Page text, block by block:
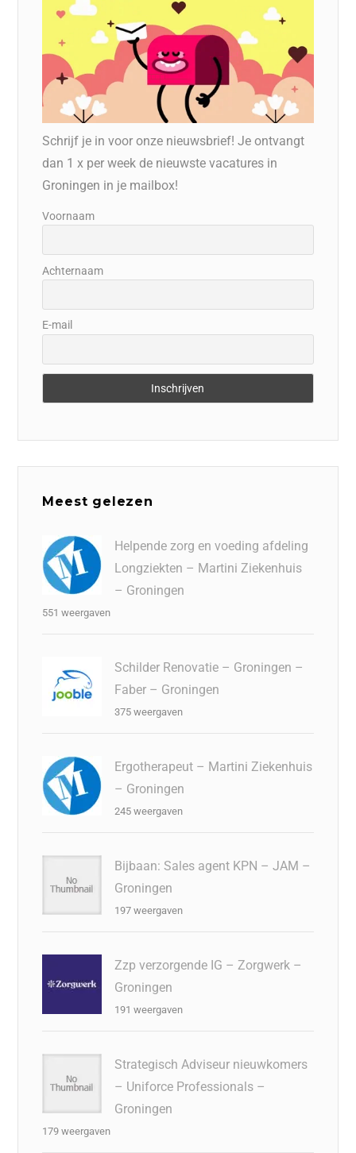
Schrijf je in voor onze nieuwsbrief! Je ontvangt
dan 1 x per week de nieuwste vacatures in
Groningen in je mailbox!
Voornaam
Achternaam
E-mail
Meest gelezen
Helpende zorg en voeding afdeling
Longziekten – Martini Ziekenhuis
– Groningen
551 weergaven
Schilder Renovatie – Groningen –
Faber – Groningen
375 weergaven
Ergotherapeut – Martini Ziekenhuis
– Groningen
245 weergaven
Bijbaan: Sales agent KPN – JAM –
Groningen
197 weergaven
Zzp verzorgende IG – Zorgwerk –
Groningen
191 weergaven
Strategisch Adviseur nieuwkomers
– Uniforce Professionals –
Groningen
179 weergaven